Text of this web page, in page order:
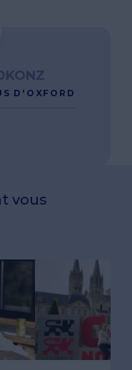
D'OXFORD
vous